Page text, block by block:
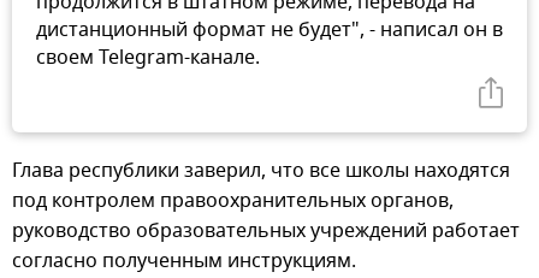
дистанционный формат не будет", - написал он в
своем Telegram-канале.
Глава республики заверил, что все школы находятся
под контролем правоохранительных органов,
руководство образовательных учреждений работает
согласно полученным инструкциям.